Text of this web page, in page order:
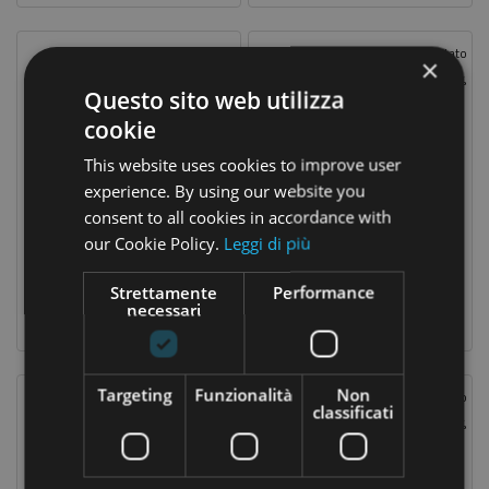
Prezzo Scontato
Quotidiana Antiodorante Stick 35 Ml
9,78 €Prezzo
base
Prezzo
-15%
Prezzo Scontato
12,75 €Prezzo
base
Prezzo Scontato
-15%
Prezzo Scontato
×
Questo sito web utilizza
cookie
This website uses cookies to improve user
experience. By using our website you
consent to all cookies in accordance with
our Cookie Policy. Leggi di più
Strettamente
necessari
Performance
Targeting Funzionalità
Non
classificati